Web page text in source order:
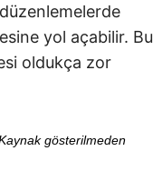
yol açabilir. Bu
oldukça zor
gösterilmeden